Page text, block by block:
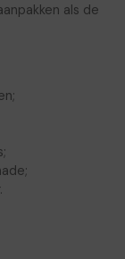
als de